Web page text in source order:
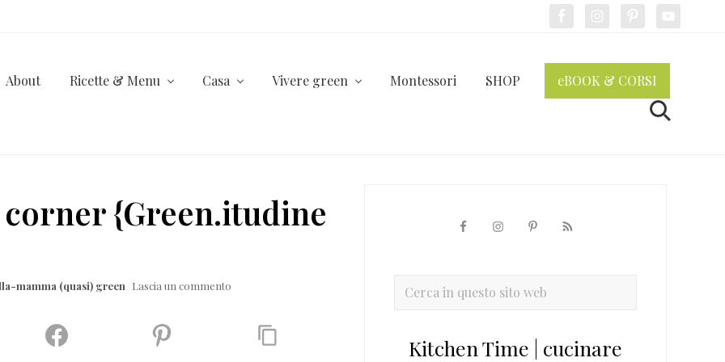
About Ricette & Menu Casa Vivere green Montessori SHOP eBOOK & CORSI
Cerca
{Green.itudine
mamma (quasi) green Lascia un commento
primaria
Cerca
sitoKitchen Time | cucinare